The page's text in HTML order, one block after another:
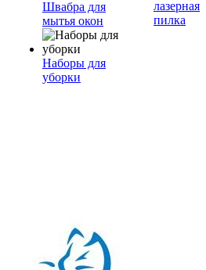
Швабра для
мытья окон
Наборы для
уборки
лазерная
пилка